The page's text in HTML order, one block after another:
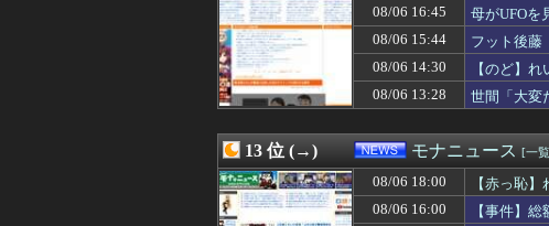
08/06 13:14
micro sdカード入らない
08/06 13:12
【悲報】ドジャースファ
08/06 13:10
【速報】岸田文雄元首相
08/06 13:10
ヨーロッパが右翼政党の
08/06 13:03
【悲報】日本車の原価、
08/06 13:00
【悲報】週刊少年ジャン
08/06 13:00
【有能】政府「トラック
08/06 13:00
【滋賀】大津の15階建
08/06 13:00
「高市総理には愛想尽
08/06 13:00
日本の防衛白書「韓国は
08/06 16:45
母がUFOを
08/06 15:44
フット後藤
08/06 14:30
【のど】
08/06 13:28
世間「大変
13 位 (→) モナニュース [一
08/06 18:00
【赤っ恥
でバラさ
08/06 16:00
【事件】